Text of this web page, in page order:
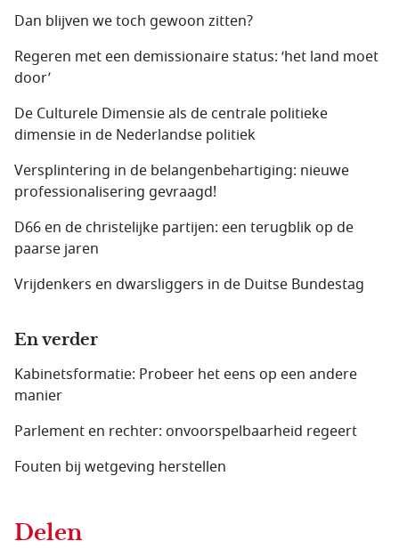
Dan blijven we toch gewoon zitten?
Regeren met een demissionaire status: ‘het land moet
door’
De Culturele Dimensie als de centrale politieke
dimensie in de Nederlandse politiek
Versplintering in de belangenbehartiging: nieuwe
professionalisering gevraagd!
D66 en de christelijke partijen: een terugblik op de
paarse jaren
Vrijdenkers en dwarsliggers in de Duitse Bundestag
En verder
Kabinetsformatie: Probeer het eens op een andere
manier
Parlement en rechter: onvoorspelbaarheid regeert
Fouten bij wetgeving herstellen
Delen